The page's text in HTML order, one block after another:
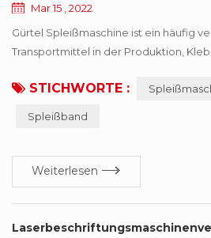
Mar 15 , 2022
Gürtel Spleißmaschine ist ein häufig
Transportmittel in der Produktion,
tritt in verschiedenen
sechs Arten von häufigen
STICHWORTE :
Spleißband
Weiterlesen